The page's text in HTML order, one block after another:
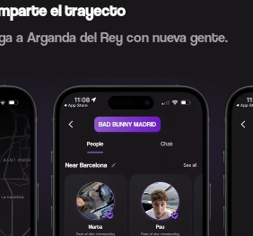
el trayecto
a Arganda del Rey con nueva gente.